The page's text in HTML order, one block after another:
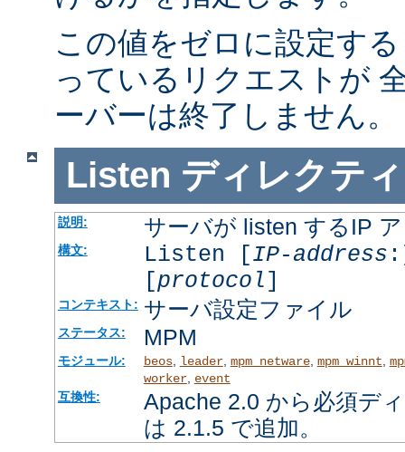
この値をゼロに設定す
っているリクエストが
ーバーは終了しません。
Listen ディレクテ
説明: サーバが listen するIP
構文: Listen [IP-address
[protocol]
コンテキスト: サーバ設定ファイル
ステータス: MPM
モジュール: beos, leader, mpm_netware, mpm_winnt
worker, event
互換性:
Apache 2.0 から必須デ
は 2.1.5 で追加。